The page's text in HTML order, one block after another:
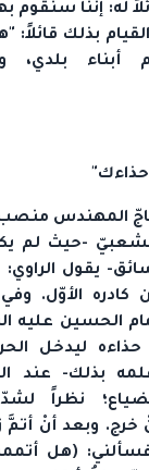
له: إنّنا سنقوم
بذلك قائلاً:
أبناء بلدي،
المهندس
-حيث لم
يقول
الأوّل. وفي
الحسين عليه
ليدخل
بذلك- عند
نظراً لشدّة
خرج. وبعد أنْ أتمَّ
(هل